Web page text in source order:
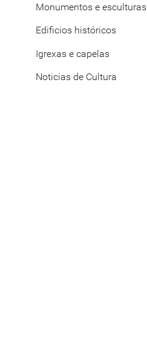
Monumentos e esculturas
Edificios históricos
Igrexas e capelas
Noticias de Cultura